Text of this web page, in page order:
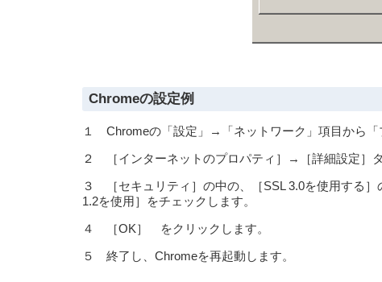
Chromeの設定例
１ Chromeの「設定」→「ネットワーク」項目から「
２ ［インターネットのプロパティ］→［詳細設定］タ
３ ［セキュリティ］の中の、［SSL 3.0を使用する
1.2を使用］をチェックします。
４ ［OK］ をクリックします。
５ 終了し、Chromeを再起動します。